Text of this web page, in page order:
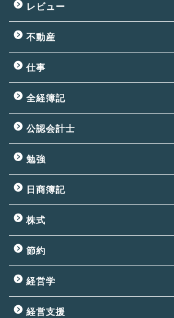
レビュー
不動産
仕事
全経簿記
公認会計士
勉強
日商簿記
株式
節約
経営学
経営支援